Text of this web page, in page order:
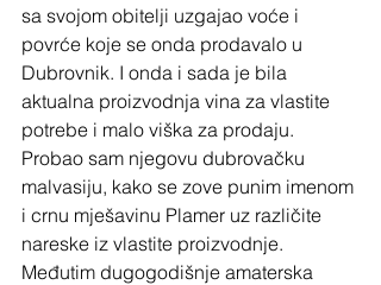
sa svojom obitelji uzgajao voće i
povrće koje se onda prodavalo u
Dubrovnik. I onda i sada je bila
aktualna proizvodnja vina za vlastite
potrebe i malo viška za prodaju.
Probao sam njegovu dubrovačku
malvasiju, kako se zove punim imenom
i crnu mješavinu Plamer uz različite
nareske iz vlastite proizvodnje.
Međutim dugogodišnje amaterska